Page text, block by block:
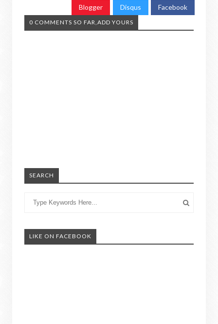
Blogger Disqus Facebook
0 COMMENTS SO FAR,ADD YOURS
SEARCH
LIKE ON FACEBOOK